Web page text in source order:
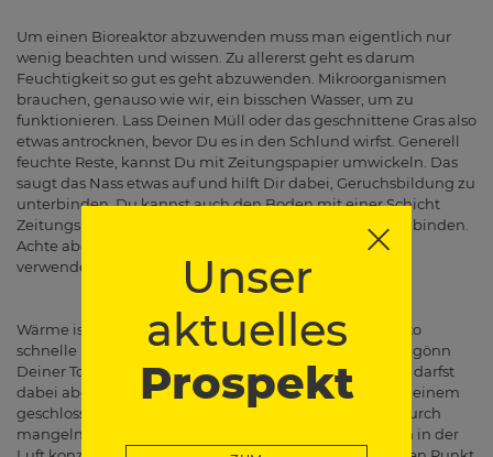
Unser
aktuelles
Prospekt
Um einen Bioreaktor abzuwenden muss man eigentlich nur
wenig beachten und wissen. Zu allererst geht es darum
Feuchtigkeit so gut es geht abzuwenden. Mikroorganismen
brauchen, genauso wie wir, ein bisschen Wasser, um zu
funktionieren. Lass Deinen Müll oder das geschnittene Gras also
etwas antrocknen, bevor Du es in den Schlund wirfst. Generell
feuchte Reste, kannst Du mit Zeitungspapier umwickeln. Das
saugt das Nass etwas auf und hilft Dir dabei, Geruchsbildung zu
unterbinden. Du kannst auch den Boden mit einer Schicht
Zeitungspapier bedecken, um absickerndes Wasser zu binden.
Achte aber darauf, kein Farb- oder Hochglanzpapier zu
verwenden.
Wärme ist der nächste wichtige Faktor. Je wärmer, desto
schnelle laufen mikrobielle Prozesse ab. Das bedeutet, gönn
Deiner Tonne ein schattiges Plätzchen im Sommer. Du darfst
dabei aber nicht auf die Idee kommen, Deine Tonne in einem
geschlossenen Raum unterzubringen. Hier läufst Du durch
mangelnde Luftzirkulation Gefahr, dass sich Pilzsporen in der